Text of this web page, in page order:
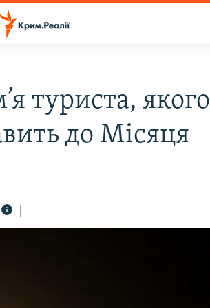
туриста, якого
до Місяця